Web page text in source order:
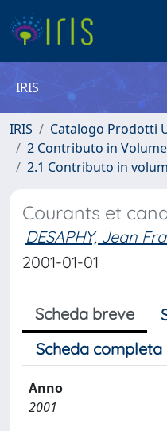
IRIS
IRIS
Catalogo Prodotti
2 Contributo in Volume
2.1 Contributo in
Courants et
DESAPHY, Jean
2001-01-01
Scheda breve
Scheda completa
Anno
2001